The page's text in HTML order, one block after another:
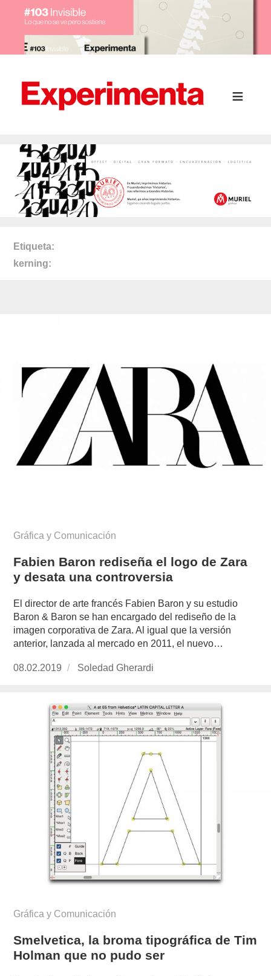
Etiqueta
kerning
Gráfica y Comunicación
Fabien Baron rediseña el logo de Zara
y desata una controversia
El director de arte francés Fabien Baron y su estudio
Baron & Baron se han encargado del rediseño de la
imagen corporativa de Zara. Al igual que la versión
anterior, lanzada al mercado en 2011, el nuevo…
Publicado
08.02.2019
https://www.experimenta.es/author/soledad-
Soledad Gherardi
Gráfica y Comunicación
Smelvetica, la broma tipográfica de Tim
Holman que no pudo ser